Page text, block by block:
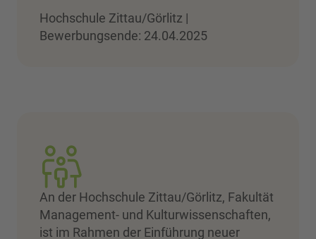
Hochschule Zittau/Görlitz |
Bewerbungsende: 24.04.2025
An der Hochschule Zittau/Görlitz, Fakultät
Management- und Kulturwissenschaften,
ist im Rahmen der Einführung neuer